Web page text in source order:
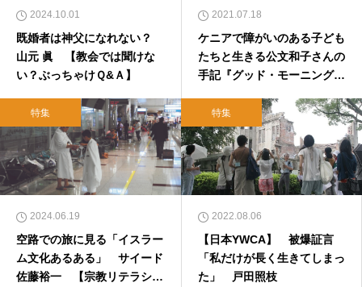
2024.10.01
既婚者は神父になれない？
山元 眞 【教会では聞けな
い？ぶっちゃけＱ&Ａ】
2021.07.18
ケニアで障がいのある子ども
たちと生きる公文和子さんの
手記『グッド・モーニング・
特集
2024.06.19
空路での旅に見る「イスラー
ム文化あるある」 サイード
佐藤裕一 【宗教リテラシー
特集
2022.08.06
【日本YWCA】 被爆証言
「私だけが長く生きてしまっ
た」 戸田照枝